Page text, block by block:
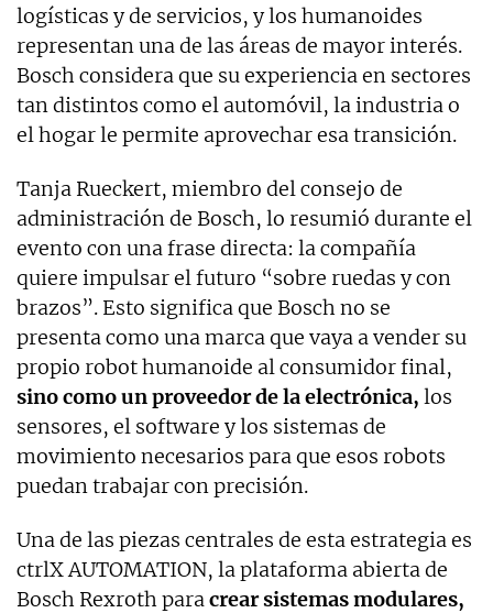
logísticas y de servicios, y los humanoides
representan una de las áreas de mayor interés.
Bosch considera que su experiencia en sectores
tan distintos como el automóvil, la industria o
el hogar le permite aprovechar esa transición.
Tanja Rueckert, miembro del consejo de
administración de Bosch, lo resumió durante el
evento con una frase directa: la compañía
quiere impulsar el futuro “sobre ruedas y con
brazos”. Esto significa que Bosch no se
presenta como una marca que vaya a vender su
propio robot humanoide al consumidor final,
sino como un proveedor de la electrónica, los
sensores, el software y los sistemas de
movimiento necesarios para que esos robots
puedan trabajar con precisión.
Una de las piezas centrales de esta estrategia es
ctrlX AUTOMATION, la plataforma abierta de
Bosch Rexroth para crear sistemas modulares,